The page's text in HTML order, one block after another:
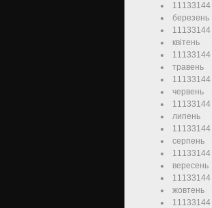
11133144
березень
11133144
квітень
11133144
травень
11133144
червень
11133144
липень
11133144
серпень
11133144
вересень
11133144
жовтень
11133144